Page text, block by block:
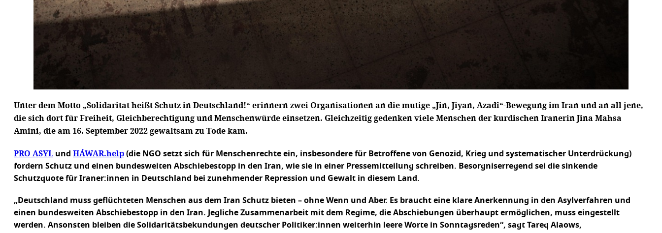
Unter dem Motto „Solidarität heißt Schutz in Deutschland!“ erinnern zwei Organisationen an die mutige „Jin, Jiyan, Azadî“-Bewegung im Iran und an all jene,
die sich dort für Freiheit, Gleichberechtigung und Menschenwürde einsetzen. Gleichzeitig gedenken viele Menschen der kurdischen Iranerin Jina Mahsa
Amini, die am 16. September 2022 gewaltsam zu Tode kam.
PRO ASYL und HÁWAR.help (die NGO setzt sich für Menschenrechte ein, insbesondere für Betroffene von Genozid, Krieg und systematischer Unterdrückung)
fordern Schutz und einen bundesweiten Abschiebestopp in den Iran, wie sie in einer Pressemitteilung schreiben. Besorgniserregend sei die sinkende
Schutzquote für Iraner:innen in Deutschland bei zunehmender Repression und Gewalt in diesem Land.
„Deutschland muss geflüchteten Menschen aus dem Iran Schutz bieten – ohne Wenn und Aber. Es braucht eine klare Anerkennung in den Asylverfahren und
einen bundesweiten Abschiebestopp in den Iran. Jegliche Zusammenarbeit mit dem Regime, die Abschiebungen überhaupt ermöglichen, muss eingestellt
werden. Ansonsten bleiben die Solidaritätsbekundungen deutscher Politiker:innen weiterhin leere Worte in Sonntagsreden“, sagt Tareq Alaows,